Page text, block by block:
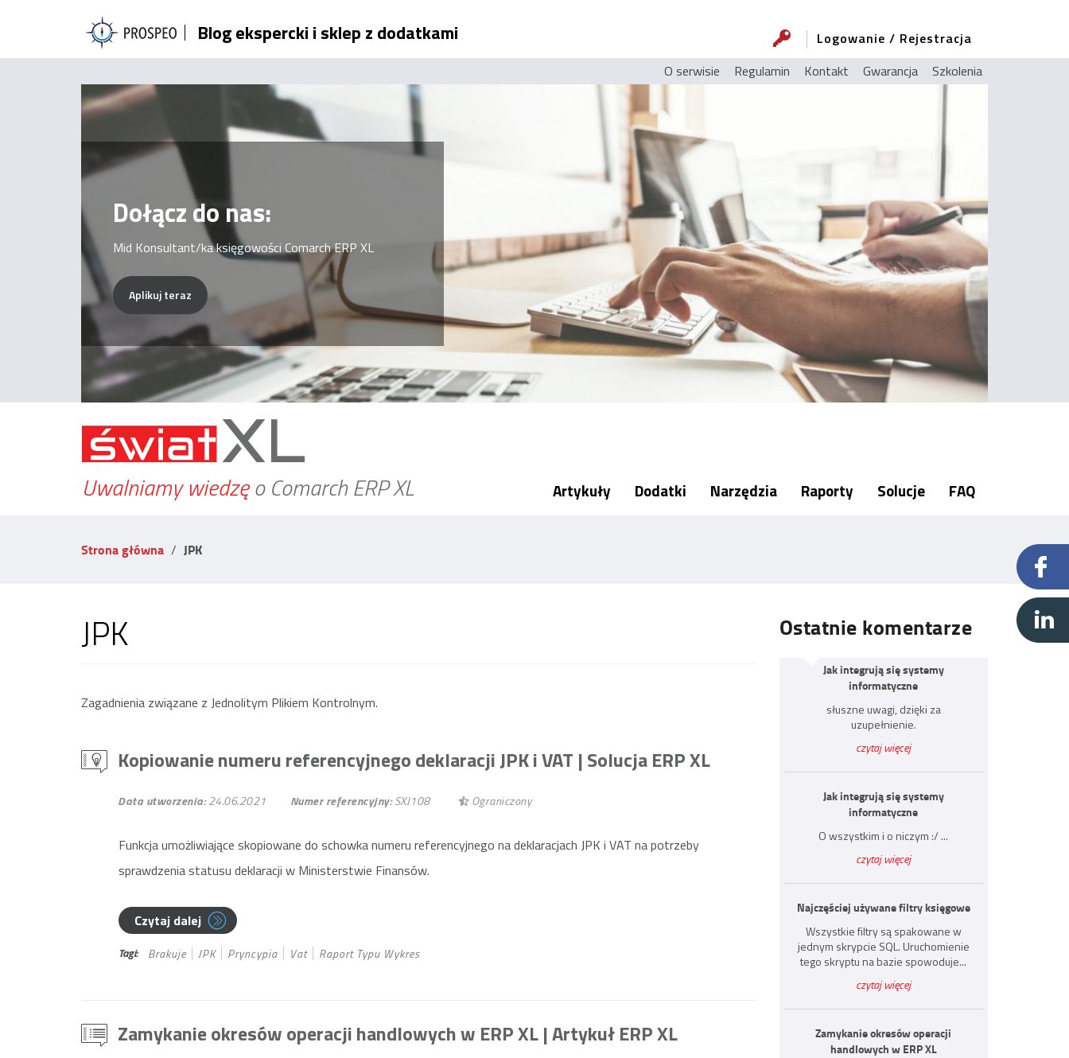
treści
Logowanie / Rejestracja
Blog ekspercki i sklep z dodatkami
O serwisie Regulamin Kontakt Gwarancja Szkolenia
Dołącz do nas:
Mid Konsultant/ka księgowości Comarch ERP XL
Aplikuj teraz
Uwalniamy wiedzęo Comarch ERP XL Artykuły Dodatki Narzędzia Raporty Solucje FAQ
Strona główna JPK
JPK
Zagadnienia związane z Jednolitym Plikiem Kontrolnym.
Kopiowanie numeru referencyjnego deklaracji JPK i VAT | Solucja ERP XL
Data utworzenia:24.06.2021 Numer referencyjny:SXJ108 Ograniczony
Funkcja umożliwiające skopiowane do schowka numeru referencyjnego na deklaracjach JPK i VAT na potrzeby
sprawdzenia statusu deklaracji w Ministerstwie Finansów.
Czytaj dalej
Tagi: Brakuje JPK Pryncypia Vat Raport Typu Wykres
Zamykanie okresów operacji handlowych w ERP XL| Artykuł ERP XL
Ostatnie komentarze
Jak integrują się systemy
informatyczne
słuszne uwagi, dzięki za
uzupełnienie.
czytaj więcej
Jak integrują się systemy
informatyczne
O wszystkim i o niczym :/ ...
czytaj więcej
Najczęściej używane filtry księgowe
Wszystkie filtry są spakowane w
jednym skrypcie SQL. Uruchomienie
tego skryptu na bazie spowoduje...
czytaj więcej
Zamykanie okresów operacji
handlowych w ERP XL